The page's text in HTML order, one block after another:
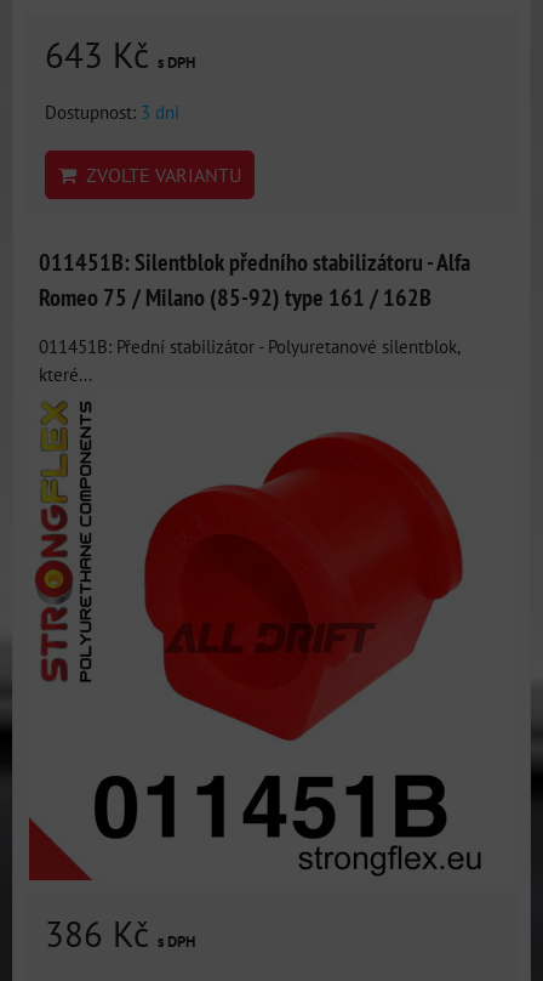
643 Kč s DPH
Dostupnost: 3 dni
ZVOLTE VARIANTU
011451B: Silentblok předního stabilizátoru - Alfa
Romeo 75 / Milano (85-92) type 161 / 162B
011451B: Přední stabilizátor - Polyuretanové silentblok,
které...
386 Kč s DPH